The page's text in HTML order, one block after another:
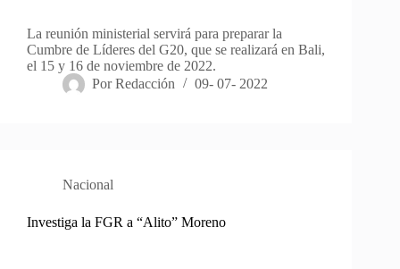
La reunión ministerial servirá para preparar la
Cumbre de Líderes del G20, que se realizará en Bali,
el 15 y 16 de noviembre de 2022.
Por Redacción 09- 07- 2022
Nacional
Investiga la FGR a “Alito” Moreno